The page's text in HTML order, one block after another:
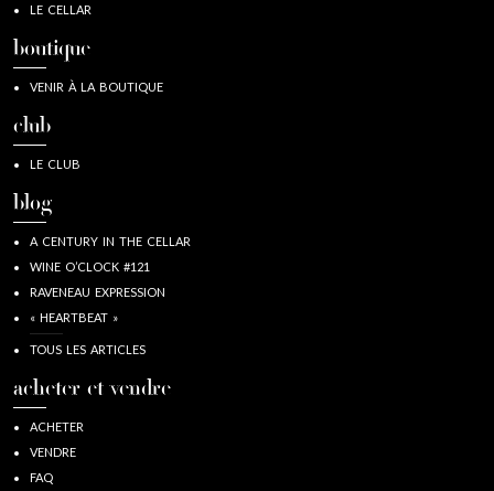
LE CELLAR
boutique
VENIR À LA BOUTIQUE
club
LE CLUB
blog
A CENTURY IN THE CELLAR
WINE O’CLOCK #121
RAVENEAU EXPRESSION
« HEARTBEAT »
TOUS LES ARTICLES
acheter et vendre
ACHETER
VENDRE
FAQ